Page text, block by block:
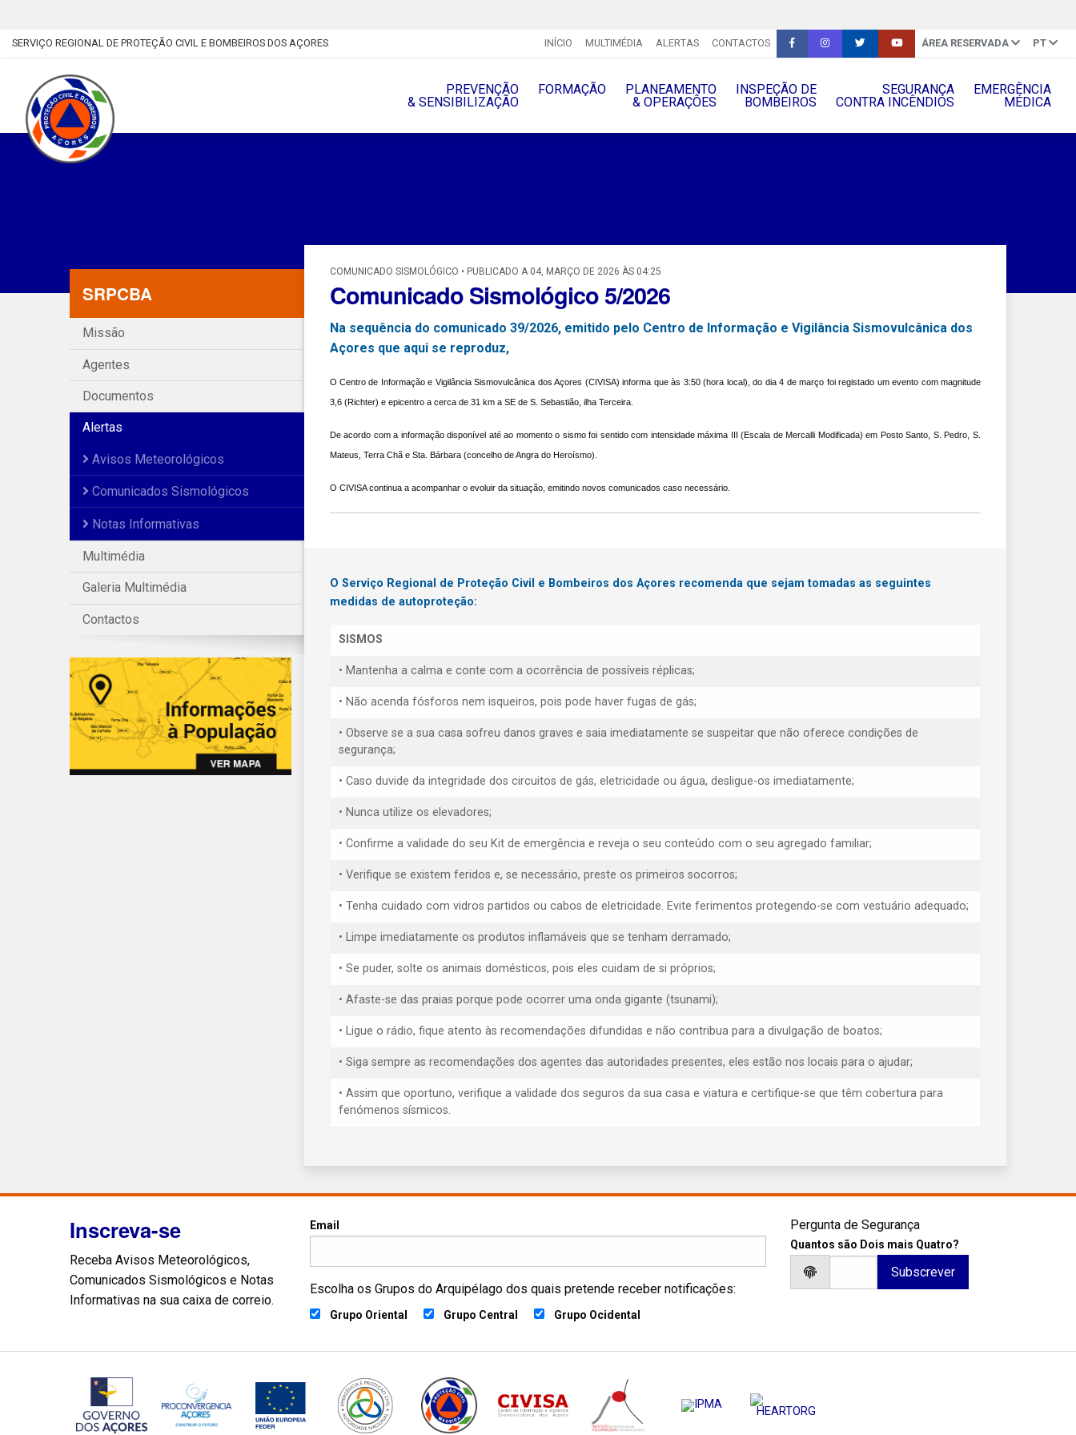
SERVIÇO REGIONAL DE PROTEÇÃO CIVIL E BOMBEIROS DOS AÇORES INÍCIO MULTIMÉDIA ALERTAS CONTACTOS ÁREA RESERVADA PT
PREVENÇÃO
& SENSIBILIZAÇÃO
FORMAÇÃO
PLANEAMENTO
& OPERAÇÔES
INSPEÇÃO DE
BOMBEIROS
SEGURANÇA
CONTRA INCÊNDIOS
EMERGÊNCIA
MÉDICA
SRPCBA
Missão
Agentes
Documentos
Alertas
Avisos Meteorológicos
Comunicados Sismológicos
Notas Informativas
Multimédia
Galeria Multimédia
Contactos
COMUNICADO SISMOLÓGICO • PUBLICADO A 04, MARÇO DE 2026 ÀS 04:25
Comunicado Sismológico 5/2026
Na sequência do comunicado 39/2026, emitido pelo Centro de Informação e Vigilância Sismovulcânica dos
Açores que aqui se reproduz,
O Centro de Informação e Vigilância Sismovulcânica dos Açores (CIVISA) informa que às 3:50 (hora local), do dia 4 de março foi registado um evento com magnitude
3,6 (Richter) e epicentro a cerca de 31 km a SE de S. Sebastião, ilha Terceira.
De acordo com a informação disponível até ao momento o sismo foi sentido com intensidade máxima III (Escala de Mercalli Modificada) em Posto Santo, S. Pedro, S.
Mateus, Terra Chã e Sta. Bárbara (concelho de Angra do Heroísmo).
O CIVISA continua a acompanhar o evoluir da situação, emitindo novos comunicados caso necessário.
O Serviço Regional de Proteção Civil e Bombeiros dos Açores recomenda que sejam tomadas as seguintes
medidas de autoproteção:
SISMOS
• Mantenha a calma e conte com a ocorrência de possíveis réplicas;
• Não acenda fósforos nem isqueiros, pois pode haver fugas de gás;
• Observe se a sua casa sofreu danos graves e saia imediatamente se suspeitar que não oferece condições de
segurança;
• Caso duvide da integridade dos circuitos de gás, eletricidade ou água, desligue-os imediatamente;
• Nunca utilize os elevadores;
• Confirme a validade do seu Kit de emergência e reveja o seu conteúdo com o seu agregado familiar;
• Verifique se existem feridos e, se necessário, preste os primeiros socorros;
• Tenha cuidado com vidros partidos ou cabos de eletricidade. Evite ferimentos protegendo-se com vestuário adequado;
• Limpe imediatamente os produtos inflamáveis que se tenham derramado;
• Se puder, solte os animais domésticos, pois eles cuidam de si próprios;
• Afaste-se das praias porque pode ocorrer uma onda gigante (tsunami);
• Ligue o rádio, fique atento às recomendações difundidas e não contribua para a divulgação de boatos;
• Siga sempre as recomendações dos agentes das autoridades presentes, eles estão nos locais para o ajudar;
• Assim que oportuno, verifique a validade dos seguros da sua casa e viatura e certifique-se que têm cobertura para
fenómenos sísmicos.
Inscreva-se
Receba Avisos Meteorológicos,
Comunicados Sismológicos e Notas
Informativas na sua caixa de correio.
Email
Escolha os Grupos do Arquipélago dos quais pretende receber notificações:
Grupo Oriental Grupo Central Grupo Ocidental
Pergunta de Segurança
Quantos são Dois mais Quatro?